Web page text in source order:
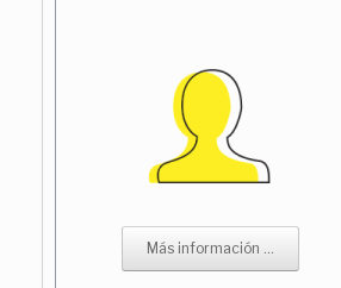
Más información ...